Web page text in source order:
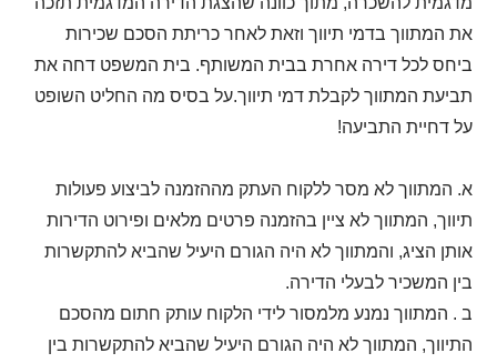
את המתווך בדמי תיווך וזאת לאחר כריתת הסכם שכירות
ביחס לכל דירה אחרת בבית המשותף. בית המשפט דחה את
תביעת המתווך לקבלת דמי תיווך.על בסיס מה החליט השופט
על דחיית התביעה!
א. המתווך לא מסר ללקוח העתק מההזמנה לביצוע פעולות
תיווך, המתווך לא ציין בהזמנה פרטים מלאים ופירוט הדירות
אותן הציג, והמתווך לא היה הגורם היעיל שהביא להתקשרות
בין המשכיר לבעלי הדירה.
ב . המתווך נמנע מלמסור לידי הלקוח עותק חתום מהסכם
התיווך, המתווך לא היה הגורם היעיל שהביא להתקשרות בין